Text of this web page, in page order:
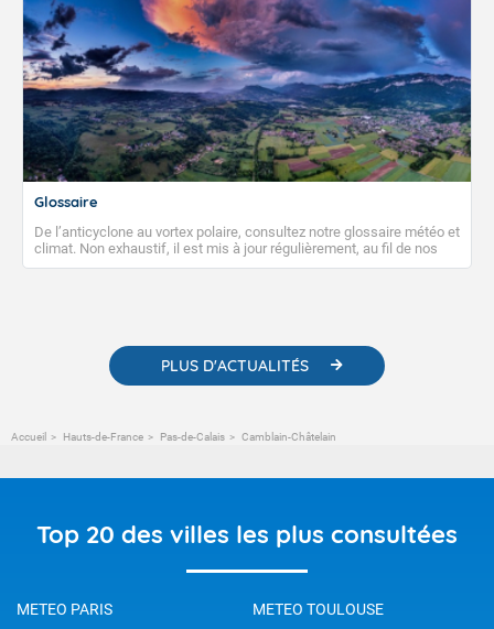
Glossaire
De l’anticyclone au vortex polaire, consultez notre glossaire météo et
climat. Non exhaustif, il est mis à jour régulièrement, au fil de nos
publications. Vous y trouverez également des liens utiles vers nos
PLUS D'ACTUALITÉS
Accueil Hauts-de-France Pas-de-Calais Camblain-Châtelain
Top 20 des villes les plus consultées
METEO PARIS
METEO TOULOUSE